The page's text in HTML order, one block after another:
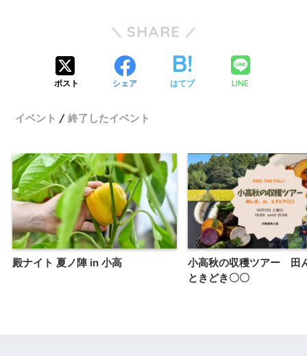
SHARE
ポスト シェア はてブ LINE
イベント 終了したイベント
殿ナイト 夏ノ陣 in 小高
小高秋の収穫ツアー 田
ときどき〇〇